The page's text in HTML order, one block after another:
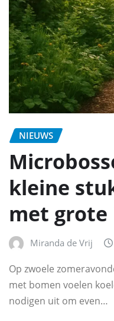
NIEUWS
kleine
met
Miranda de Vrij
Op zwoele
met bomen voelen
nodigen uit om even…